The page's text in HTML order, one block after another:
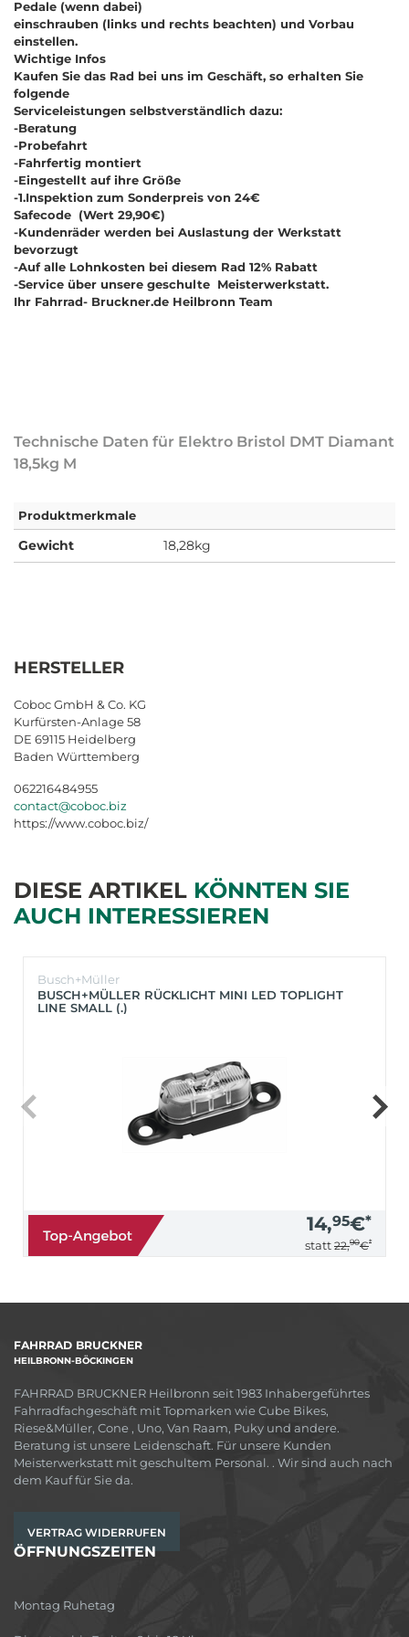
Pedale (wenn dabei)
einschrauben (links und rechts beachten) und Vorbau
einstellen.
Wichtige Infos
Kaufen Sie das Rad bei uns im Geschäft, so erhalten Sie
folgende
Serviceleistungen selbstverständlich dazu:
-Beratung
-Probefahrt
-Fahrfertig montiert
-Eingestellt auf ihre Größe
-1.Inspektion zum Sonderpreis von 24€
Safecode (Wert 29,90€)
-Kundenräder werden bei Auslastung der Werkstatt
bevorzugt
-Auf alle Lohnkosten bei diesem Rad 12% Rabatt
-Service über unsere geschulte Meisterwerkstatt.
Ihr Fahrrad- Bruckner.de Heilbronn Team
Technische Daten für Elektro Bristol DMT Diamant
18,5kg M
Produktmerkmale
Gewicht 18,28kg
HERSTELLER
Coboc GmbH & Co. KG
Kurfürsten-Anlage 58
DE 69115 Heidelberg
Baden Württemberg
062216484955
contact@coboc.biz
https://www.coboc.biz/
DIESE ARTIKEL KÖNNTEN SIE
AUCH INTERESSIEREN
Busch+Müller
BUSCH+MÜLLER RÜCKLICHT MINI LED TOPLIGHT
LINE SMALL (.)
14,95€*
statt 22,90€*
FAHRRAD BRUCKNER
HEILBRONN-BÖCKINGEN
FAHRRAD BRUCKNER Heilbronn seit 1983 Inhabergeführtes
Fahrradfachgeschäft mit Topmarken wie Cube Bikes,
Riese&Müller, Cone , Uno, Van Raam, Puky und andere.
Beratung ist unsere Leidenschaft. Für unsere Kunden
Meisterwerkstatt mit geschultem Personal. . Wir sind auch nach
dem Kauf für Sie da.
VERTRAG WIDERRUFEN
ÖFFNUNGSZEITEN
Montag Ruhetag